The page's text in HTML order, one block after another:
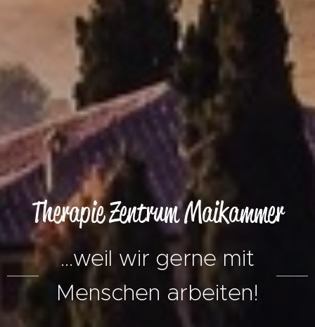
Therapie Zentrum Maikammer
...weil wir gerne mit
Menschen arbeiten!